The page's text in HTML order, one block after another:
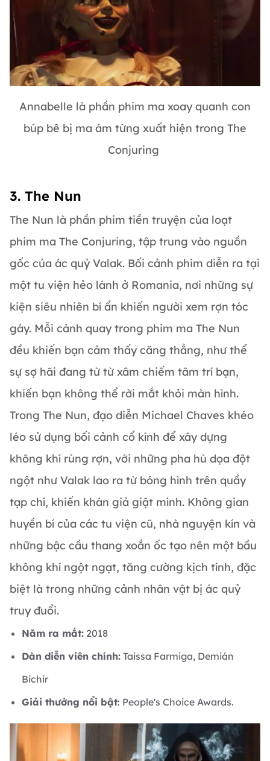
Annabelle là phần phim ma xoay quanh con
búp bê bị ma ám từng xuất hiện trong The
Conjuring
3. The Nun
The Nun là phần phim tiền truyện của loạt
phim ma The Conjuring, tập trung vào nguồn
gốc của ác quỷ Valak. Bối cảnh phim diễn ra tại
một tu viện hẻo lánh ở Romania, nơi những sự
kiện siêu nhiên bí ẩn khiến người xem rợn tóc
gáy. Mỗi cảnh quay trong phim ma The Nun
đều khiến bạn cảm thấy căng thẳng, như thể
sự sợ hãi đang từ từ xâm chiếm tâm trí bạn,
khiến bạn không thể rời mắt khỏi màn hình.
Trong The Nun, đạo diễn Michael Chaves khéo
léo sử dụng bối cảnh cổ kính để xây dựng
không khí rùng rợn, với những pha hù dọa đột
ngột như Valak lao ra từ bóng hình trên quầy
tạp chí, khiến khán giả giật mình. Không gian
huyền bí của các tu viện cũ, nhà nguyện kín và
những bậc cầu thang xoắn ốc tạo nên một bầu
không khí ngột ngạt, tăng cường kịch tính, đặc
biệt là trong những cảnh nhân vật bị ác quỷ
truy đuổi.
Năm ra mắt: 2018
Dàn diễn viên chính: Taissa Farmiga, Demián
Bichir
Giải thưởng nổi bật: People's Choice Awards.